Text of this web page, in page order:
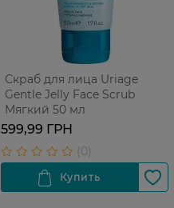
Скраб для лица Uriage
Gentle Jelly Face Scrub
Мягкий 50 мл
599,99 ГРН